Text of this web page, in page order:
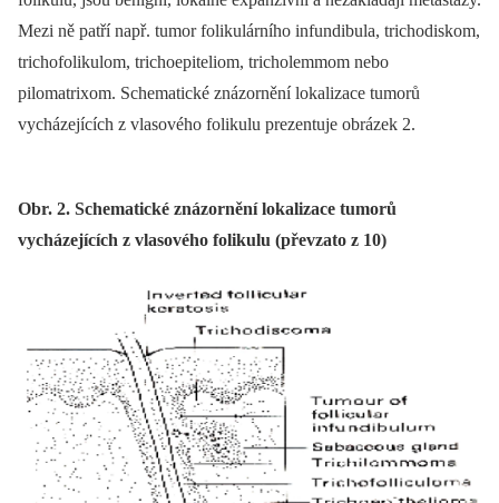
Mezi ně patří např. tumor folikulárního infundibula, trichodiskom,
trichofolikulom, trichoepiteliom, tricholemmom nebo
pilomatrixom. Schematické znázornění lokalizace tumorů
vycházejících z vlasového folikulu prezentuje obrázek 2.
Obr. 2. Schematické znázornění lokalizace tumorů
vycházejících z vlasového folikulu (převzato z 10)